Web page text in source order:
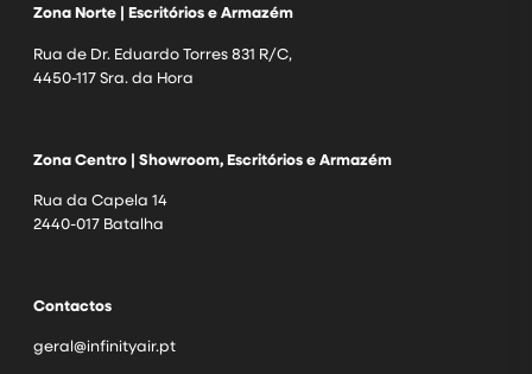
Zona Norte | Escritórios e Armazém
Rua de Dr. Eduardo Torres 831 R/C,
4450-117 Sra. da Hora
Zona Centro | Showroom, Escritórios e Armazém
Rua da Capela 14
2440-017 Batalha
Contactos
geral@infinityair.pt